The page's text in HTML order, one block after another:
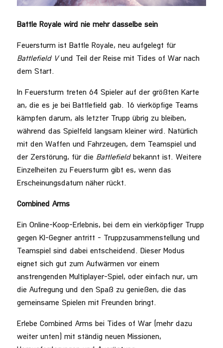
Battle Royale wird nie mehr dasselbe sein
Feuersturm ist Battle Royale, neu aufgelegt für
Battlefield Vund Teil der Reise mit Tides of War nach
dem Start.
In Feuersturm treten 64 Spieler auf der größten Karte
an, die es je bei Battlefield gab. 16 vierköpfige Teams
kämpfen darum, als letzter Trupp übrig zu bleiben,
während das Spielfeld langsam kleiner wird. Natürlich
mit den Waffen und Fahrzeugen, dem Teamspiel und
der Zerstörung, für die Battlefield bekannt ist. Weitere
Einzelheiten zu Feuersturm gibt es, wenn das
Erscheinungsdatum näher rückt.
Combined Arms
Ein Online-Koop-Erlebnis, bei dem ein vierköpfiger Trupp
gegen KI-Gegner antritt – Truppzusammenstellung und
Teamspiel sind dabei entscheidend. Dieser Modus
eignet sich gut zum Aufwärmen vor einem
anstrengenden Multiplayer-Spiel, oder einfach nur, um
die Aufregung und den Spaß zu genießen, die das
gemeinsame Spielen mit Freunden bringt.
Erlebe Combined Arms bei Tides of War (mehr dazu
weiter unten) mit ständig neuen Missionen,